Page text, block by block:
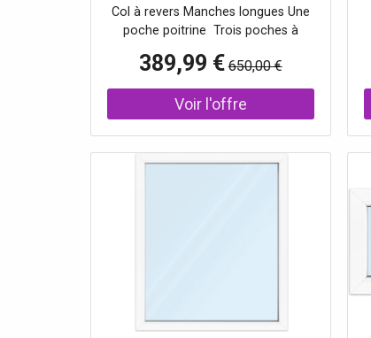
Col à revers Manches longues Une
poche poitrine Trois poches à
boutonnés Coupe droite Nom de la
couleur : Beige Taupe Matière : 100
% coton Doublure : 50 % coton, 50
% polyester
389,99 € 650,00 €